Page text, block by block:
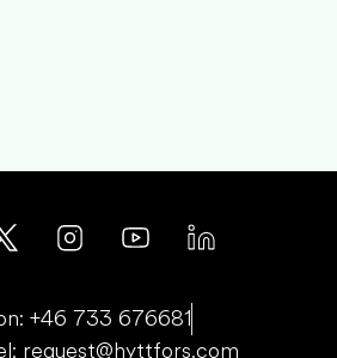
+46 733 676681
request@hyttfors.com